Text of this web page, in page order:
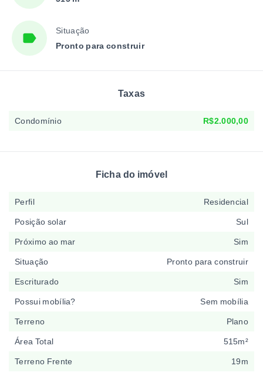
Situação
Pronto para construir
Taxas
Condomínio R$2.000,00
Ficha do imóvel
Perfil Residencial
Posição solar Sul
Próximo ao mar Sim
Situação Pronto para construir
Escriturado Sim
Possui mobília? Sem mobília
Terreno Plano
Área Total 515m²
Terreno Frente 19m